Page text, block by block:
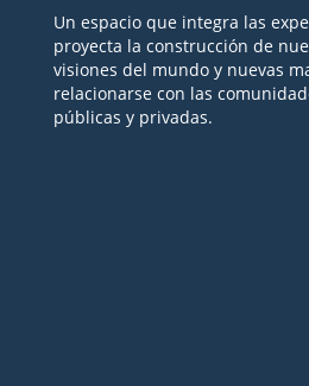
Un espacio que integra las
proyecta la construcción de
visiones del mundo y nuevas
relacionarse con las
públicas y privadas.